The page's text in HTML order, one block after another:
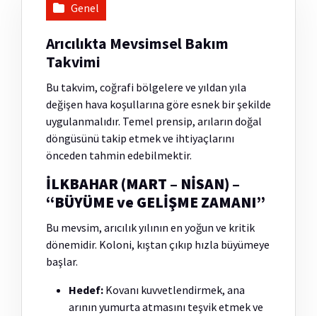
Genel
Arıcılıkta Mevsimsel Bakım
Takvimi
Bu takvim, coğrafi bölgelere ve yıldan yıla
değişen hava koşullarına göre esnek bir şekilde
uygulanmalıdır. Temel prensip, arıların doğal
döngüsünü takip etmek ve ihtiyaçlarını
önceden tahmin edebilmektir.
İLKBAHAR (MART – NİSAN) –
“BÜYÜME ve GELİŞME ZAMANI”
Bu mevsim, arıcılık yılının en yoğun ve kritik
dönemidir. Koloni, kıştan çıkıp hızla büyümeye
başlar.
Hedef: Kovanı kuvvetlendirmek, ana
arının yumurta atmasını teşvik etmek ve